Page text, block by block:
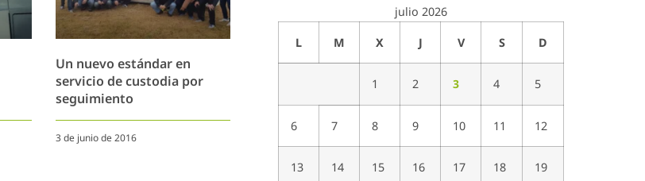
Un nuevo estándar en
servicio de custodia por
seguimiento
3 de junio de 2016
julio 2026
L M X J V S D
1 2 3 4 5
6 7 8 9 10 11 12
13 14 15 16 17 18 19